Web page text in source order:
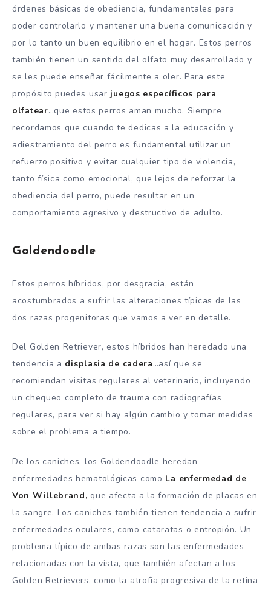
órdenes básicas de obediencia, fundamentales para
poder controlarlo y mantener una buena comunicación y
por lo tanto un buen equilibrio en el hogar. Estos perros
también tienen un sentido del olfato muy desarrollado y
se les puede enseñar fácilmente a oler. Para este
propósito puedes usar juegos específicos para
olfatear…que estos perros aman mucho. Siempre
recordamos que cuando te dedicas a la educación y
adiestramiento del perro es fundamental utilizar un
refuerzo positivo y evitar cualquier tipo de violencia,
tanto física como emocional, que lejos de reforzar la
obediencia del perro, puede resultar en un
comportamiento agresivo y destructivo de adulto.
Goldendoodle
Estos perros híbridos, por desgracia, están
acostumbrados a sufrir las alteraciones típicas de las
dos razas progenitoras que vamos a ver en detalle.
Del Golden Retriever, estos híbridos han heredado una
tendencia a displasia de cadera…así que se
recomiendan visitas regulares al veterinario, incluyendo
un chequeo completo de trauma con radiografías
regulares, para ver si hay algún cambio y tomar medidas
sobre el problema a tiempo.
De los caniches, los Goldendoodle heredan
enfermedades hematológicas como La enfermedad de
Von Willebrand, que afecta a la formación de placas en
la sangre. Los caniches también tienen tendencia a sufrir
enfermedades oculares, como cataratas o entropión. Un
problema típico de ambas razas son las enfermedades
relacionadas con la vista, que también afectan a los
Golden Retrievers, como la atrofia progresiva de la retina